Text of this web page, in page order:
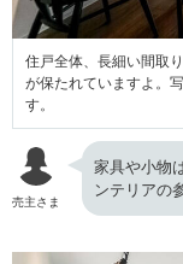
住戸全体、長細い間取
が保たれていますよ。
す。
売主さま
家具や小物
ンテリアの